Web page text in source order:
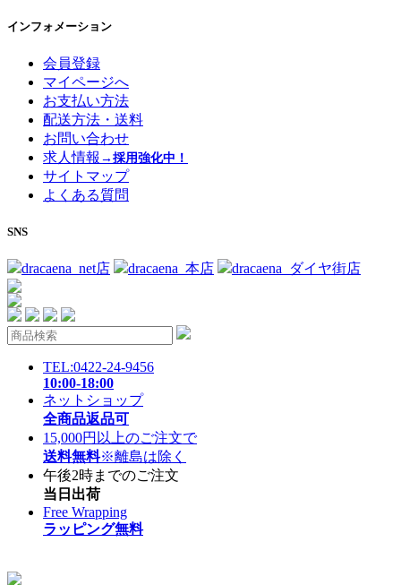
インフォメーション
会員登録
マイページへ
お支払い方法
配送方法・送料
お問い合わせ
求人情報 →採用強化中！
サイトマップ
よくある質問
SNS
dracaena_net店 dracaena_本店 dracaena_ダイヤ街店
TEL:0422-24-9456
10:00-18:00
ネットショップ
全商品返品可
15,000円以上のご注文で
送料無料※離島は除く
午後2時までのご注文
当日出荷
Free Wrapping
ラッピング無料